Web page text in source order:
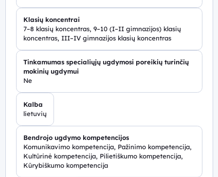
Klasių koncentrai
7–8 klasių koncentras, 9–10 (I–II gimnazijos) klasių
koncentras, III–IV gimnazijos klasių koncentras
Tinkamumas specialiųjų ugdymosi poreikių turinčių
mokinių ugdymui
Ne
Kalba
lietuvių
Bendrojo ugdymo kompetencijos
Komunikavimo kompetencija, Pažinimo kompetencija,
Kultūrinė kompetencija, Pilietiškumo kompetencija,
Kūrybiškumo kompetencija